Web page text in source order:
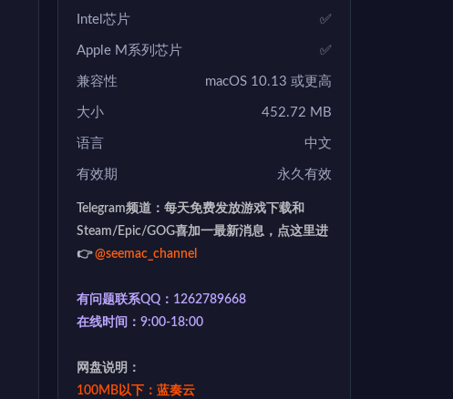
Intel芯片 ✅
Apple M系列芯片 ✅
兼容性 macOS 10.13 或更高
大小 452.72 MB
语言 中文
有效期 永久有效
Telegram频道：每天免费发放游戏下载和
Steam/Epic/GOG喜加一最新消息，点这里进
👉@seemac_channel
有问题联系QQ：1262789668
在线时间：9:00-18:00
网盘说明：
100MB以下：蓝奏云